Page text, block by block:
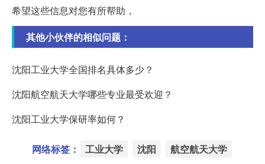
希望这些信息对您有所帮助，
其他小伙伴的相似问题：
沈阳工业大学全国排名具体多少？
沈阳航空航天大学哪些专业最受欢迎？
沈阳工业大学保研率如何？
网络标签： 工业大学 沈阳 航空航天大学